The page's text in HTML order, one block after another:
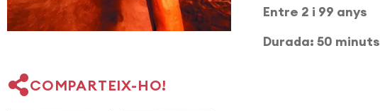
COMPARTEIX-HO!
Entre 2 i 99 anys
Durada: 50 minuts